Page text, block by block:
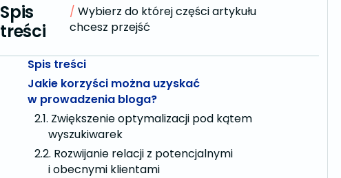
Spis
treści
Wybierz do której części artykułu
chcesz przejść
Spis treści
Jakie korzyści można uzyskać
w prowadzenia bloga?
Zwiększenie optymalizacji pod kątem
wyszukiwarek
Rozwijanie relacji z potencjalnymi
i obecnymi klientami